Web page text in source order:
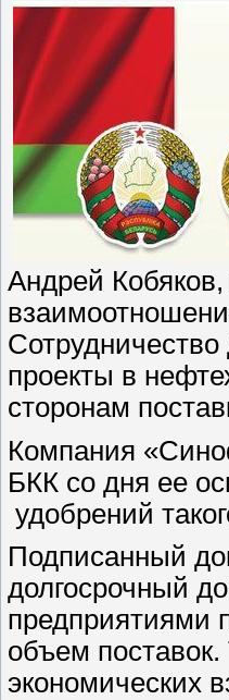
Андрей
проекты в
сторонам
Компания
БКК со дня ее
удобрений
Подписанный
долгосрочный
предприятиями
объем
экономических